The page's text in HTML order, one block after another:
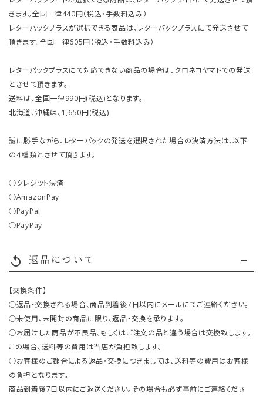
きます。全国一律440円（税込・手数料込み）
レターパックプラスが選択できる商品は、レターパックプラスにて発送させて
頂きます。全国一律605円（税込・手数料込み）
レターパックプラスにて対応できない商品の場合は、クロネコヤマトでの発送
とさせて頂きます。
送料は、全国一律990円(税込)となります。
北海道、沖縄は、1,650円(税込)
誠に勝手ながら、レターパックの発送を選択された場合の決済方法は、以下
の４種類とさせて頂きます。
○クレジット決済
○AmazonPay
○PayPal
○PayPay
replay 返品について
【交換条件】
○返品・交換される場合、商品到着後7日以内にメールにてご連絡ください。
○未使用、未開封の商品に限り、返品・交換を承ります。
○お届けした商品が不良品、もしくはご注文の品と違う場合は交換致します。
この場合、送料等の費用は当店が負担致します。
○お客様のご都合による返品・交換につきましては、送料等の費用はお客様
の負担となります。
商品到着後7日以内にご返送ください。その場合も必ず事前にご連絡くださ